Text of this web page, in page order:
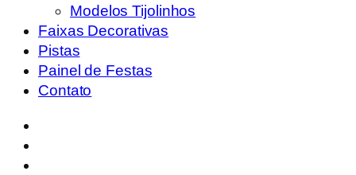
Modelos Tijolinhos
Faixas Decorativas
Pistas
Painel de Festas
Contato